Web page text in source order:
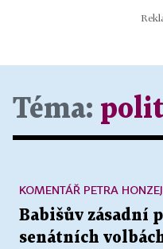
Téma:
Babišův zásadní
senátních
KOMENTÁŘ PETRA